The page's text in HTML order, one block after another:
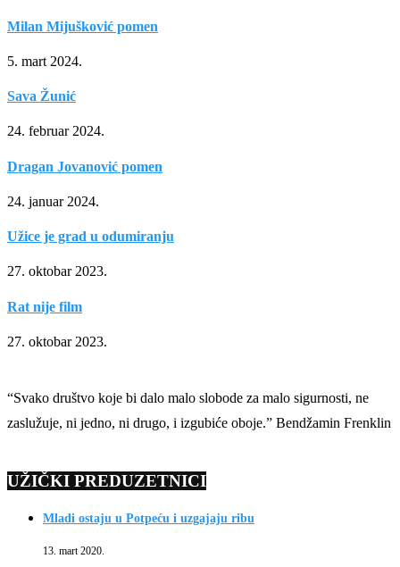
Milan Mijušković pomen
5. mart 2024.
Sava Žunić
24. februar 2024.
Dragan Jovanović pomen
24. januar 2024.
Užice je grad u odumiranju
27. oktobar 2023.
Rat nije film
27. oktobar 2023.
“Svako društvo koje bi dalo malo slobode za malo sigurnosti, ne
zaslužuje, ni jedno, ni drugo, i izgubiće oboje.” Bendžamin Frenklin
UŽIČKI PREDUZETNICI
Mladi ostaju u Potpeću i uzgajaju ribu
13. mart 2020.